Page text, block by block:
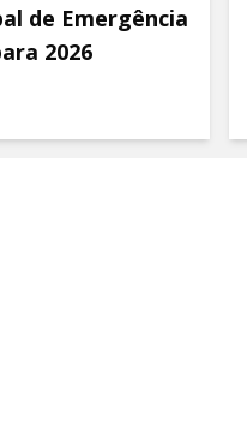
de Emergência
2026